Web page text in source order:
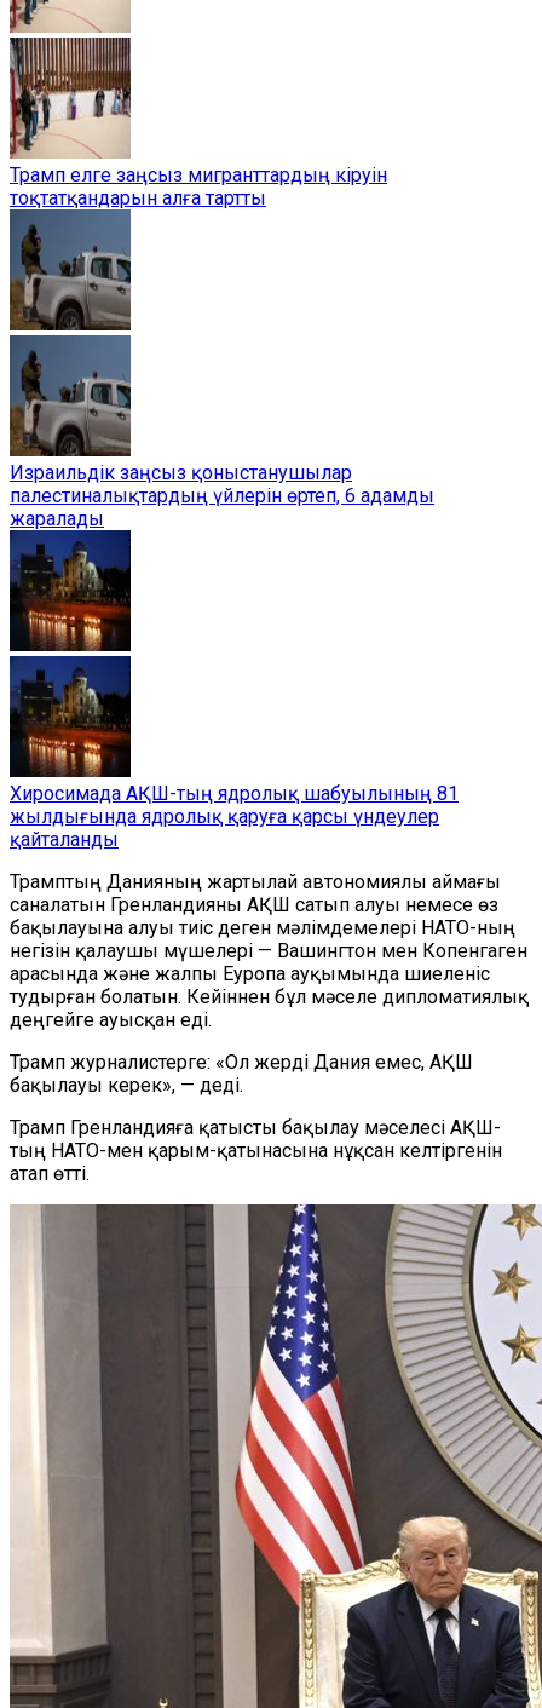
Трамп елге заңсыз мигранттардың кіруін
тоқтатқандарын алға тартты
Израильдік заңсыз қоныстанушылар
палестиналықтардың үйлерін өртеп, 6 адамды
жаралады
Хиросимада АҚШ-тың ядролық шабуылының 81
жылдығында ядролық қаруға қарсы үндеулер
қайталанды
Трамптың Данияның жартылай автономиялы аймағы
саналатын Гренландияны АҚШ сатып алуы немесе өз
бақылауына алуы тиіс деген мәлімдемелері НАТО-ның
негізін қалаушы мүшелері — Вашингтон мен Копенгаген
арасында және жалпы Еуропа ауқымында шиеленіс
тудырған болатын. Кейіннен бұл мәселе дипломатиялық
деңгейге ауысқан еді.
Трамп журналистерге: «Ол жерді Дания емес, АҚШ
бақылауы керек», — деді.
Трамп Гренландияға қатысты бақылау мәселесі АҚШ-
тың НАТО-мен қарым-қатынасына нұқсан келтіргенін
атап өтті.